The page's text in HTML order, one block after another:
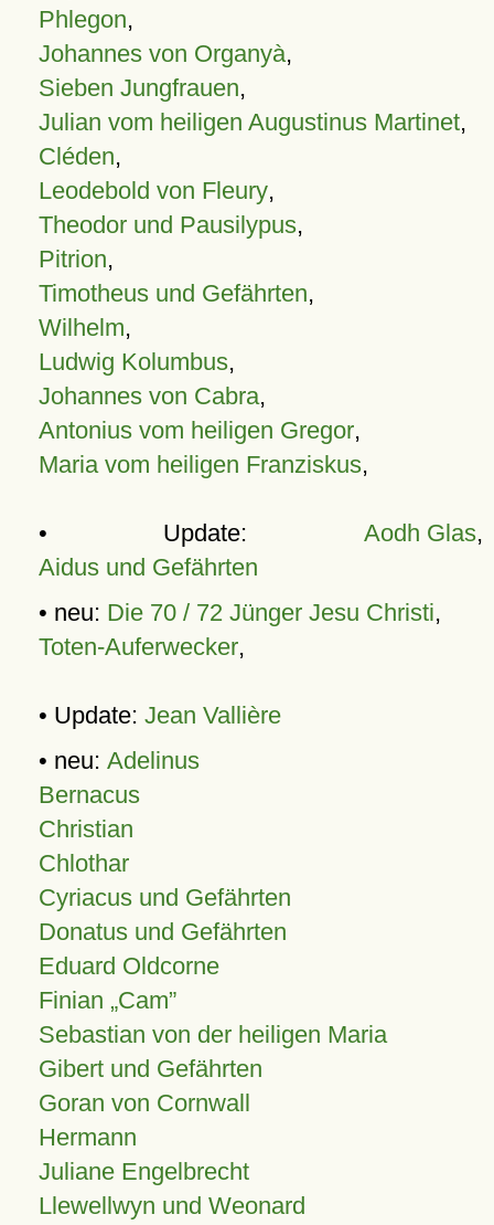
Phlegon,
Johannes von Organyà,
Sieben Jungfrauen,
Julian vom heiligen Augustinus Martinet,
Cléden,
Leodebold von Fleury,
Theodor und Pausilypus,
Pitrion,
Timotheus und Gefährten,
Wilhelm,
Ludwig Kolumbus,
Johannes von Cabra,
Antonius vom heiligen Gregor,
Maria vom heiligen Franziskus,
• Update: Aodh Glas,
Aidus und Gefährten
• neu: Die 70 / 72 Jünger Jesu Christi,
Toten-Auferwecker,
• Update: Jean Vallière
• neu: Adelinus
Bernacus
Christian
Chlothar
Cyriacus und Gefährten
Donatus und Gefährten
Eduard Oldcorne
Finian Cam
Sebastian von der heiligen Maria
Gibert und Gefährten
Goran von Cornwall
Hermann
Juliane Engelbrecht
Llewellwyn und Weonard